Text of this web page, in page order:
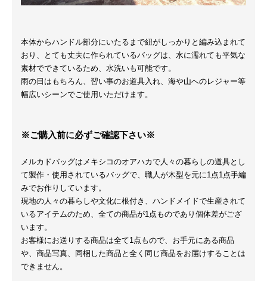
本体からハンドル部分にいたるまで紐がしっかりと編み込まれて
おり、とても丈夫に作られているバッグは、水に濡れても平気な
素材でできているため、水洗いも可能です。
雨の日はもちろん、習い事のお道具入れ、海や山へのレジャー等
幅広いシーンでご使用いただけます。
※ご購入前に必ずご確認下さい※
メルカドバッグはメキシコのオアハカで人々の暮らしの道具とし
て製作・使用されているバッグで、職人が木型を元に1点1点手編
みでお作りしています。
現地の人々の暮らしや文化に根付き、ハンドメイドで生産されて
いるアイテムのため、全ての商品が1点ものであり個体差がござ
います。
お客様にお送りする商品は全て1点もので、お手元にある商品
や、商品写真、同梱した商品と全く同じ商品をお届けすることは
できません。